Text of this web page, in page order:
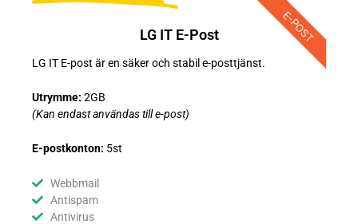
E-POST
LG IT E-Post
LG IT E-post är en säker och stabil e-posttjänst.
Utrymme: 2GB
(Kan endast användas till e-post)
E-postkonton: 5st
Webbmail
Antispam
Antivirus